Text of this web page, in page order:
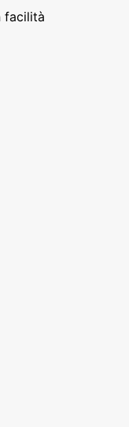
facilità